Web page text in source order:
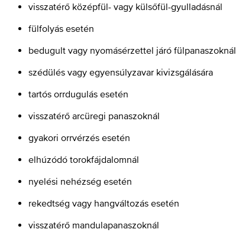
visszatérő középfül- vagy külsőfül-gyulladásnál
fülfolyás esetén
bedugult vagy nyomásérzettel járó fülpanaszoknál
szédülés vagy egyensúlyzavar kivizsgálására
tartós orrdugulás esetén
visszatérő arcüregi panaszoknál
gyakori orrvérzés esetén
elhúzódó torokfájdalomnál
nyelési nehézség esetén
rekedtség vagy hangváltozás esetén
visszatérő mandulapanaszoknál